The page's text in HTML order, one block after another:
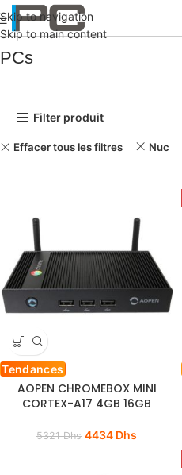
Skip to navigation
Skip to main content
Accueil PCs /Portable /Tablets
PCs
Filter produit
Effacer tous les filtres Nuc
Tendances
AOPEN CHROMEBOX MINI
CORTEX-A17 4GB 16GB
5321Dhs 4434 Dhs